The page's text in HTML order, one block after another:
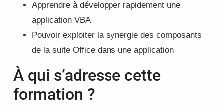
Apprendre à développer rapidement une
application VBA
Pouvoir exploiter la synergie des composants
de la suite Office dans une application
À qui s’adresse cette
formation ?